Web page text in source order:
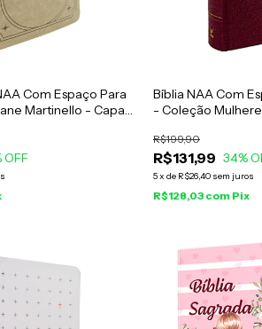
Com Espaço Para
Martinello - Capa
OFF
Bíblia NAA Com
- Coleção
R$131,99
R$199,90
34%
5x de R$26,40 sem juros
R$128,03 com Pix